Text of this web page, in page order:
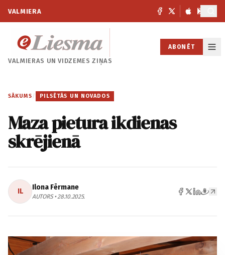
VALMIERA
VALMIERAS UNVIDZEMES ZIŅAS
ABONĒT
SĀKUMS / PILSĒTĀS UN NOVADOS
Maza pietura ikdienas
skrējienā
IL Ilona Fērmane
AUTORS • 28.10.2025.